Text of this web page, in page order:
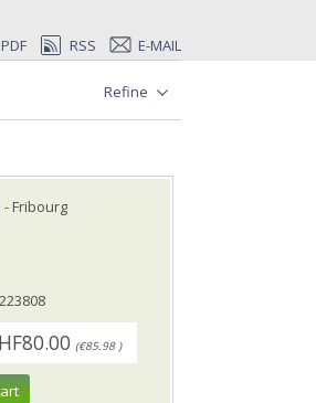
PDF RSS E-MAIL
Refine
- Fribourg
(€85.98 )